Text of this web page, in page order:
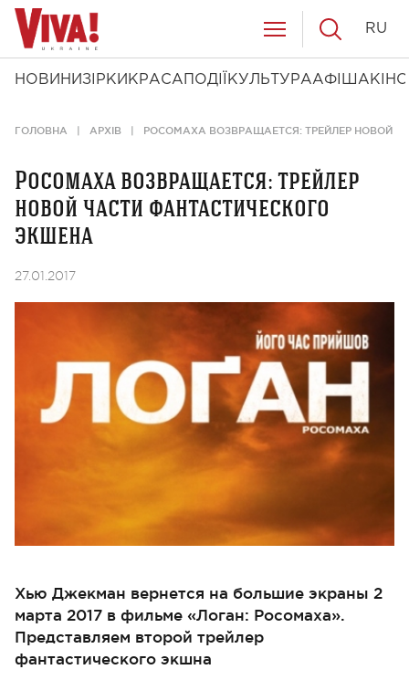
НОВИНИ ЗІРКИ КРАСА ПОДІЇ КУЛЬТУРААФІША КІНО
RU
ГОЛОВНА АРХІВ РОСОМАХА ВОЗВРАЩАЕТСЯ: ТРЕЙЛЕР НОВОЙ
Росомаха возвращается: трейлер
новой части фантастического
экшена
27.01.2017
Хью Джекман вернется на большие экраны 2
марта 2017 в фильме «Логан: Росомаха».
Представляем второй трейлер
фантастического экшна